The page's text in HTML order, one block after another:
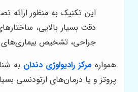
دقت بسیار بالایی،
جراحی، تشخیص بیماری‌های
همواره مرکز رادیولوژی دندان به
پروتز و یا درمان‌های ارتودنسی